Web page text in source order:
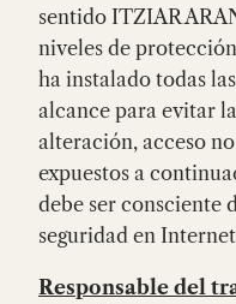
sentido ITZIAR
niveles de
ha instalado todas
alcance para evitar
alteración, acceso
expuestos a
debe ser consciente
seguridad en
Responsable del